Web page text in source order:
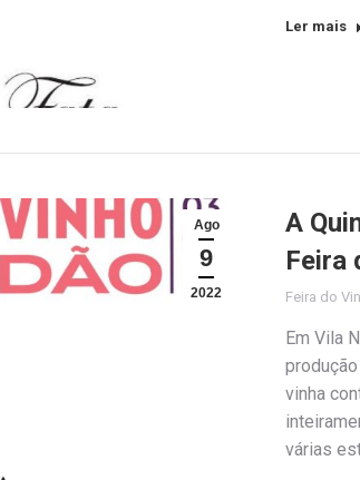
Ler mais
Ago
9
2022
A
Feira
Feira do
Em Vila
vinha
várias